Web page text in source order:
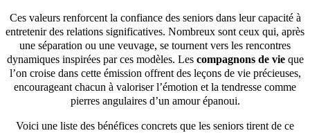
Ces valeurs renforcent la confiance des seniors dans leur capacité à
entretenir des relations significatives. Nombreux sont ceux qui, après
une séparation ou une veuvage, se tournent vers les rencontres
dynamiques inspirées par ces modèles. Les compagnons de vieque
l’on croise dans cette émission offrent des leçons de vie précieuses,
encourageant chacun à valoriser l’émotion et la tendresse comme
pierres angulaires d’un amour épanoui.
Voici une liste des bénéfices concrets que les seniors tirent de ce